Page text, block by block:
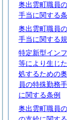
奥出雲町職員
手当に関する
奥出雲町職員
手当に関する
特定新型イン
等により生じ
処するための
員の特殊勤務
に関する条例
奥出雲町職員